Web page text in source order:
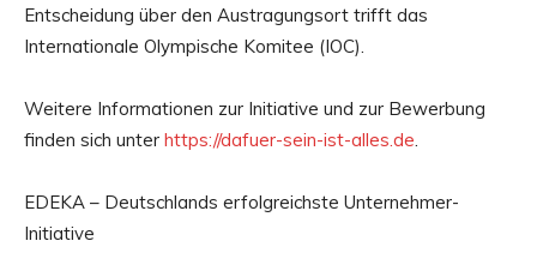
Entscheidung über den Austragungsort trifft das
Internationale Olympische Komitee (IOC).
Weitere Informationen zur Initiative und zur Bewerbung
finden sich unter https://dafuer-sein-ist-alles.de
EDEKA – Deutschlands erfolgreichste Unternehmer-
Initiative